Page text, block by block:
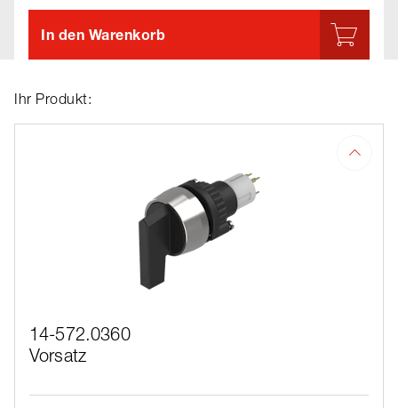
In den Warenkorb
Ihr Produkt:
14-572.0360
Vorsatz